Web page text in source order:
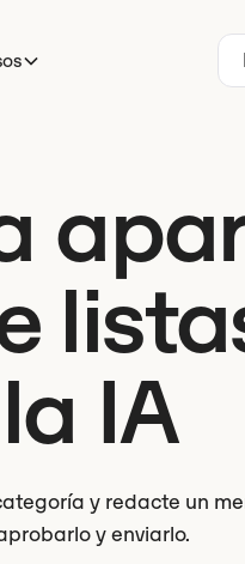
IA
y redacte un
y enviarlo.